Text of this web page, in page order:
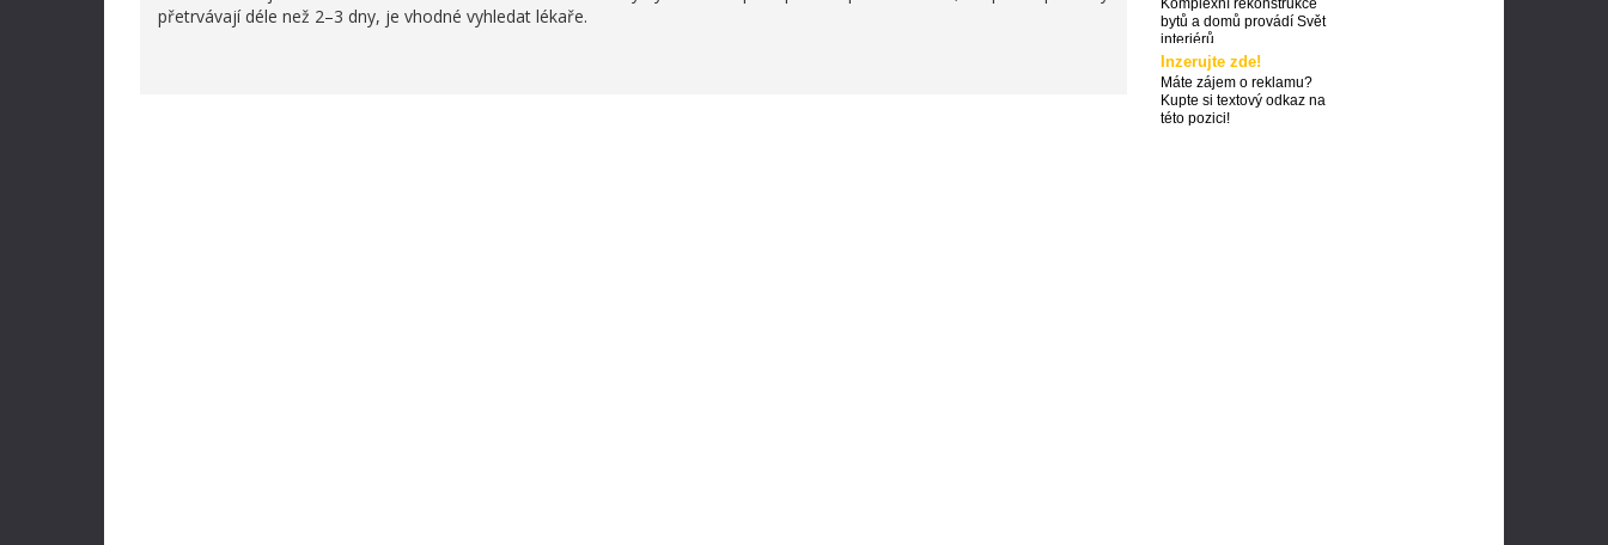
přetrvávají déle než 2–3 dny, je vhodné vyhledat lékaře.
Komplexní rekonstrukce
bytů a domů provádí Svět
interiérů
Inzerujte zde!
Máte zájem o reklamu?
Kupte si textový odkaz na
této pozici!